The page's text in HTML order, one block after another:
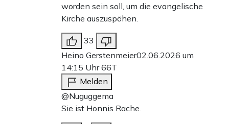
worden sein soll, um die evangelische
Kirche auszuspähen.
33
Heino Gerstenmeier02.06.2026 um
14:15 Uhr66T
Melden
@Nuguggema
Sie ist Honnis Rache.